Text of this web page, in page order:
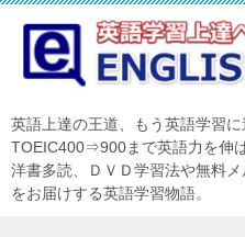
英語上達の王道、もう英語学習
TOEIC400⇒900まで英語力を伸
洋書多読、ＤＶＤ学習法や無料
をお届けする英語学習物語。